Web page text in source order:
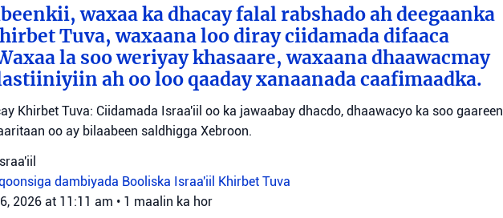
waxaa ka dhacay falal rabshado ah deegaanka
Tuva, waxaana loo diray ciidamada difaaca
la soo weriyay khasaare, waxaana dhaawacmay
ah oo loo qaaday xanaanada caafimaadka.
Khirbet Tuva: Ciidamada Israa'iil oo ka jawaabay dhacdo, dhaawacyo ka soo gaareen
oo ay bilaabeen saldhigga Xebroon.
dambiyada Booliska Israa'iil Khirbet Tuva
2026 at 11:11 am • 1 maalin ka hor